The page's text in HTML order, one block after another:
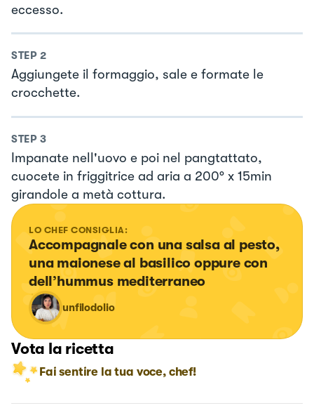
eccesso.
STEP 2
Aggiungete il formaggio, sale e formate le
crocchette.
STEP 3
Impanate nell'uovo e poi nel pangtattato,
cuocete in friggitrice ad aria a 200° x 15min
girandole a metà cottura.
LO CHEF CONSIGLIA:
Accompagnale con una salsa al pesto,
una maionese al basilico oppure con
dell’hummus mediterraneo
unfilodolio
Vota la ricetta
Fai sentire la tua voce, chef!